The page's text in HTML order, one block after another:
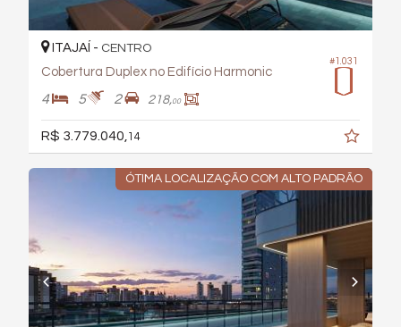
#1.031
ITAJAÍ - CENTRO
Cobertura Duplex no Edifício Harmonic
4 5 2 218,00
R$ 3.779.040, 14
ÓTIMA LOCALIZAÇÃO COM ALTO PADRÃO